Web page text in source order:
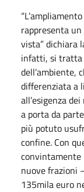
rappresenta
vista” dichiara
infatti, si tratta
dell’ambiente,
differenziata a
all’esigenza
a porta da
più potuto
confine. Con
convintamente
nuove frazioni
135mila euro